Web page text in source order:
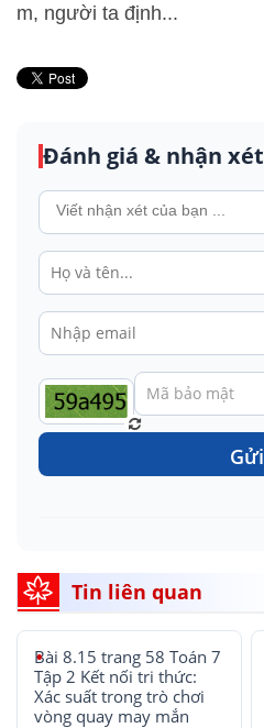
m, người ta định...
Đánh giá & nhận xét
Gửi
Tin liên quan
Bài 8.15 trang 58 Toán 7
Tập 2 Kết nối tri thức:
Xác suất trong trò chơi
vòng quay may mắn